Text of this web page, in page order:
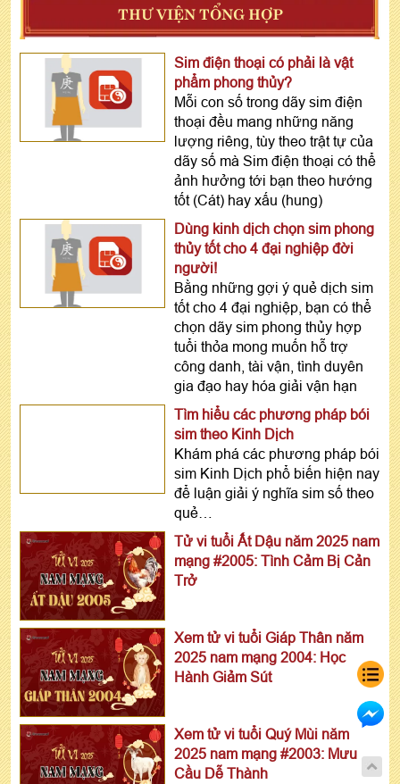
THƯ VIỆN TỔNG HỢP
Sim điện thoại có phải là vật
phẩm phong thủy?
Mỗi con số trong dãy sim điện
thoại đều mang những năng
lượng riêng, tùy theo trật tự của
dãy số mà Sim điện thoại có thể
ảnh hưởng tới bạn theo hướng
tốt (Cát) hay xấu (hung)
Dùng kinh dịch chọn sim phong
thủy tốt cho 4 đại nghiệp đời
người!
Bằng những gợi ý quẻ dịch sim
tốt cho 4 đại nghiệp, bạn có thể
chọn dãy sim phong thủy hợp
tuổi thỏa mong muốn hỗ trợ
công danh, tài vận, tình duyên
gia đạo hay hóa giải vận hạn
Tìm hiểu các phương pháp bói
sim theo Kinh Dịch
Khám phá các phương pháp bói
sim Kinh Dịch phổ biến hiện nay
để luận giải ý nghĩa sim số theo
quẻ…
Tử vi tuổi Ất Dậu năm 2025 nam
mạng #2005: Tình Cảm Bị Cản
Trở
Xem tử vi tuổi Giáp Thân năm
2025 nam mạng 2004: Học
Hành Giảm Sút
Xem tử vi tuổi Quý Mùi năm
2025 nam mạng #2003: Mưu
Cầu Dễ Thành